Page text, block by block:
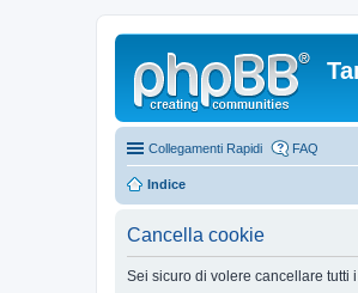
Collegamenti Rapidi FAQ
Indice
Cancella cookie
Sei sicuro di volere cancellare tutti